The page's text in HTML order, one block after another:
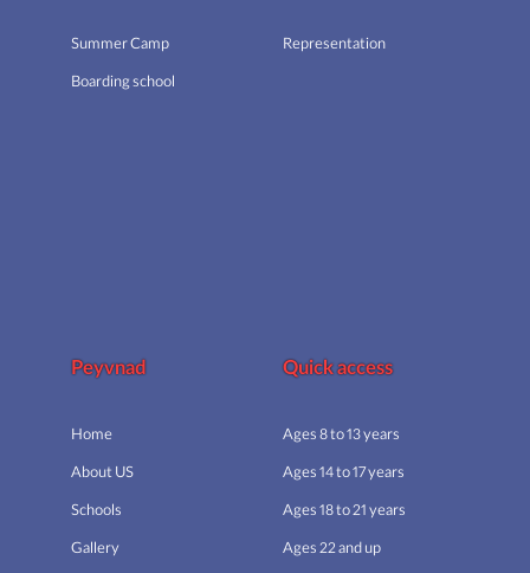
Representation
Summer Camp
Boarding school
Quick access
Ages 8 to 13 years
Ages 14 to 17 years
Ages 18 to 21 years
Ages 22 and up
Peyvnad
Home
About US
Schools
Gallery